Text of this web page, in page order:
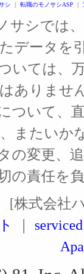
シ ｜ 転職のモノサシASP ｜
サシでは
データを
いては、
ありませ
ついて、
またいか
の変更、
の責任を
[株式会社